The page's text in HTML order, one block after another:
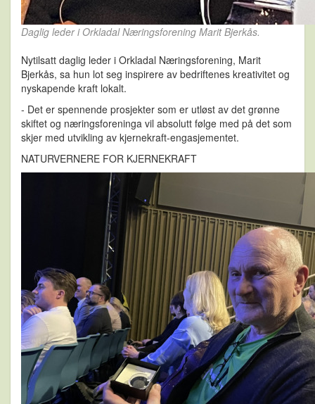
Daglig leder i Orkladal Næringsforening Marit Bjerkås.
Nytilsatt daglig leder i Orkladal Næringsforening, Marit
Bjerkås, sa hun lot seg inspirere av bedriftenes kreativitet og
nyskapende kraft lokalt.
- Det er spennende prosjekter som er utløst av det grønne
skiftet og næringsforeninga vil absolutt følge med på det som
skjer med utvikling av kjernekraft-engasjementet.
NATURVERNERE FOR KJERNEKRAFT